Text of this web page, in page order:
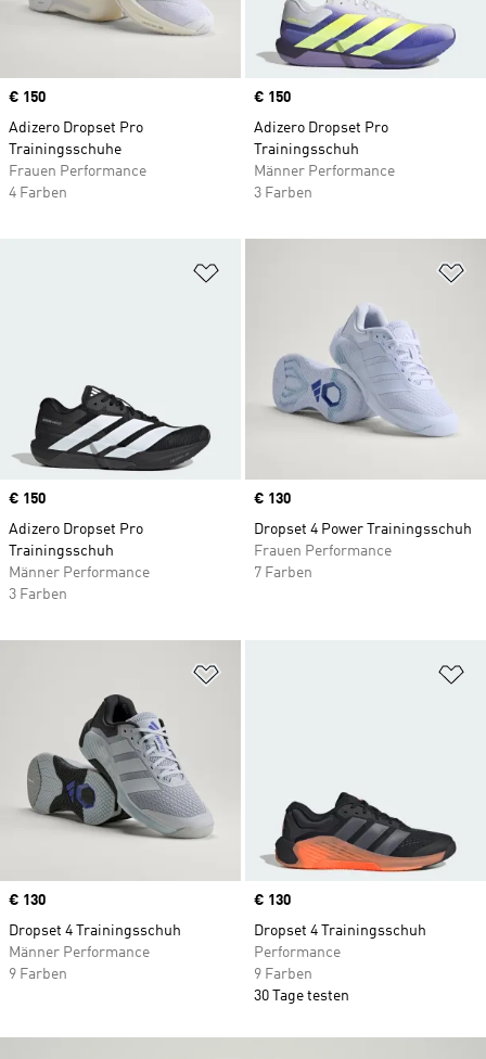
Price
€ 150
Adizero Dropset Pro
Trainingsschuhe
Frauen Performance
4 Farben
Price
€ 150
Adizero Dropset Pro
Trainingsschuh
Männer Performance
3 Farben
Zur Wunschliste hinzufügen
Price
€ 150
Adizero Dropset Pro
Trainingsschuh
Männer Performance
3 Farben
Price
€ 130
Dropset 4 Power Trainingsschuh
Frauen Performance
7 Farben
Price
€ 130
Dropset 4 Trainingsschuh
Männer Performance
9 Farben
Price
€ 130
Dropset 4 Trainingsschuh
Performance
9 Farben
30 Tage testen